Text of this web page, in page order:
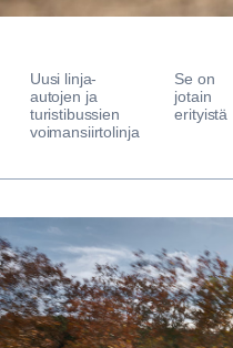
Uusi linja-
autojen ja
turistibussien
voimansiirtolinja
Se on
jotain
erityistä